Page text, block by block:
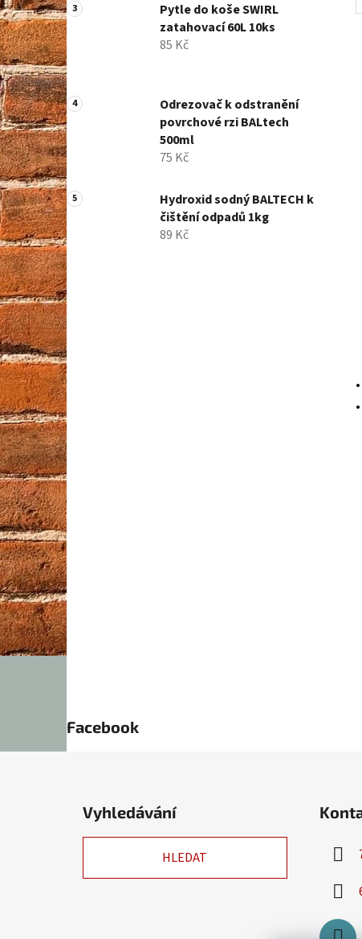
Pytle do koše SWIRL
zatahovací 60L 10ks
85 Kč
Odrezovač k odstranění
povrchové rzi BALtech
500ml
75 Kč
Hydroxid sodný BALTECH k
čištění odpadů 1kg
89 Kč
Facebook
Vyhledávání
HLEDAT